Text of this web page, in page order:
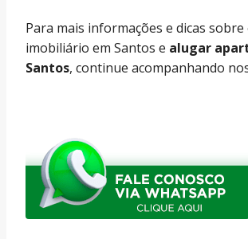
Para mais informações e dicas sobre
imobiliário em Santos e alugar
Santos, continue acompanhando